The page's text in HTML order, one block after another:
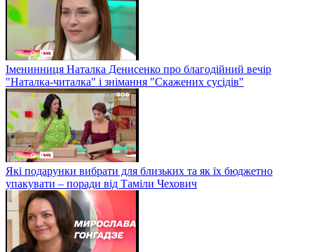
Іменинниця Наталка Денисенко про благодійний вечір
"Наталка-читалка" і знімання "Скажених сусідів"
Які подарунки вибрати для близьких та як їх бюджетно
упакувати – поради від Таміли Чехович